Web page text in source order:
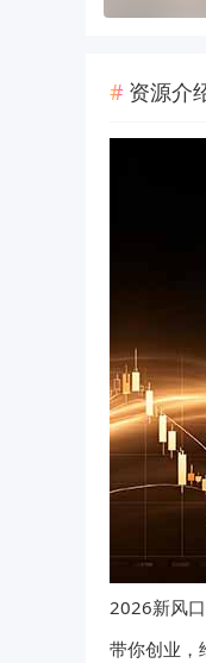
资源介
2026新风
带你创业，